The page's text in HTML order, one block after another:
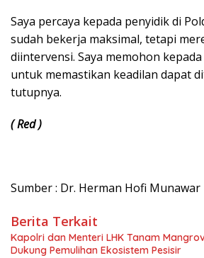
Saya percaya kepada penyidik di
sudah bekerja maksimal, tetapi
diintervensi. Saya memohon
untuk memastikan keadilan dapat
tutupnya.
( Red )
Sumber : Dr. Herman Hofi Munawar
Berita Terkait
Kapolri dan Menteri LHK Tanam
Dukung Pemulihan Ekosistem Pesisir